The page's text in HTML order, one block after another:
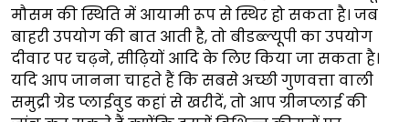
मौसम की स्थिति में आयामी रूप से स्थिर हो सकता है। जब
बाहरी उपयोग की बात आती है, तो बीडब्ल्यूपी का उपयोग
दीवार पर चढ़ने, सीढ़ियों आदि के लिए किया जा सकता है।
यदि आप जानना चाहते हैं कि सबसे अच्छी गुणवत्ता वाली
समुद्री ग्रेड प्लाईवुड कहां से खरीदें, तो आप ग्रीनप्लाई की